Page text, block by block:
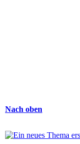
Nach oben